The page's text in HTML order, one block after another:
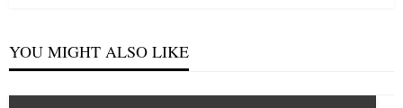
YOU MIGHT ALSO LIKE